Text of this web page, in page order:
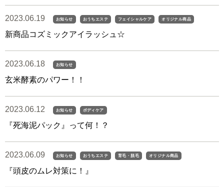
2023.06.19 お知らせ おうちエステ フェイシャルケア オリジナル商品
新商品コズミックアイラッシュ☆
2023.06.18 お知らせ
玄米酵素のパワー！！
2023.06.12 お知らせ ボディケア
『死海泥パック』って何！？
2023.06.09 お知らせ おうちエステ 育毛・脱毛 オリジナル商品
『頭皮のムレ対策に！』